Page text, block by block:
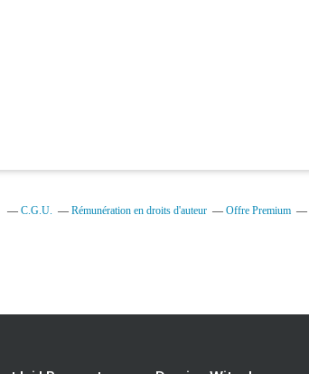
C.G.U. Rémunération en droits d'auteur Offre Premium